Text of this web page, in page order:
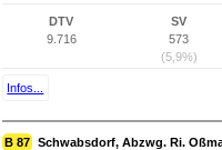
DTV
9.716
SV
573
(5,9%)
Infos...
B 87 Schwabsdorf, Abzwg. Ri.